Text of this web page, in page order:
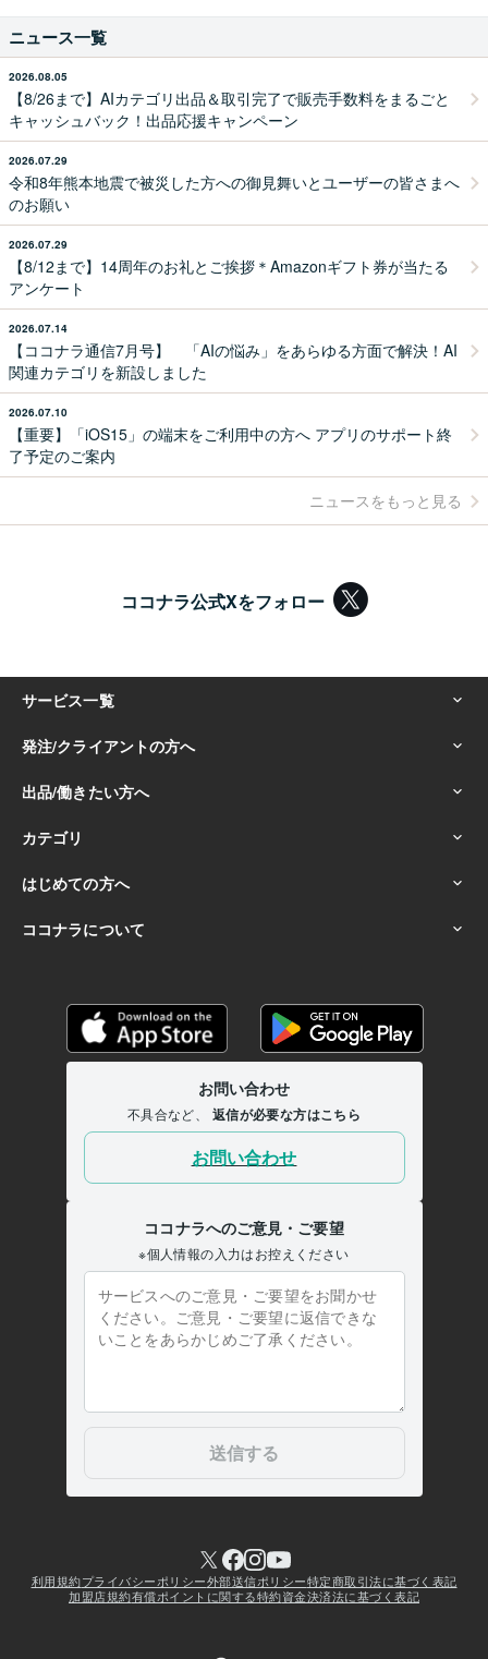
ニュース一覧
2026.08.05
【8/26まで】AIカテゴリ出品＆取引完了で販売手数料をまるごと
キャッシュバック！出品応援キャンペーン
2026.07.29
令和8年熊本地震で被災した方への御見舞いとユーザーの皆さまへ
のお願い
2026.07.29
【8/12まで】14周年のお礼とご挨拶＊Amazonギフト券が当たる
アンケート
2026.07.14
【ココナラ通信7月号】 「AIの悩み」をあらゆる方面で解決！AI
関連カテゴリを新設しました
2026.07.10
【重要】「iOS15」の端末をご利用中の方へ アプリのサポート終
了予定のご案内
ニュースをもっと見る
ココナラ公式Xをフォロー